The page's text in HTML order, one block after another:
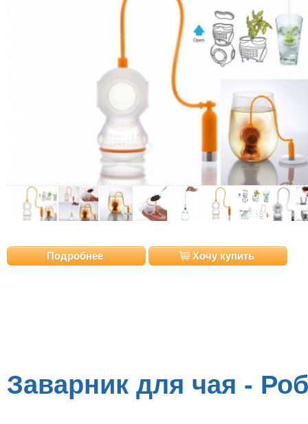
Подробнее Хочу купить
Заварник для чая -